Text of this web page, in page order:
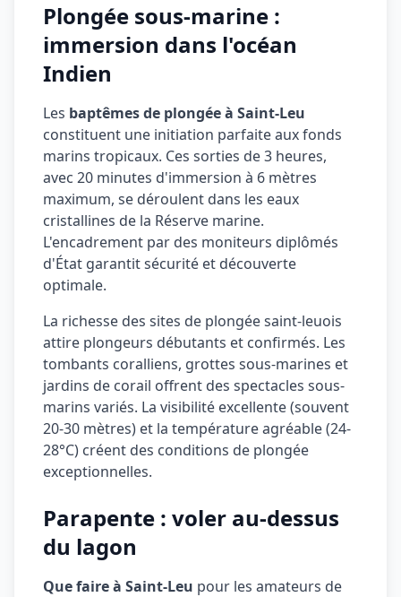
Plongée sous-marine :
immersion dans l'océan
Indien
Les baptêmes de plongée à Saint-Leu
constituent une initiation parfaite aux fonds
marins tropicaux. Ces sorties de 3 heures,
avec 20 minutes d'immersion à 6 mètres
maximum, se déroulent dans les eaux
cristallines de la Réserve marine.
L'encadrement par des moniteurs diplômés
d'État garantit sécurité et découverte
optimale.
La richesse des sites de plongée saint-leuois
attire plongeurs débutants et confirmés. Les
tombants coralliens, grottes sous-marines et
jardins de corail offrent des spectacles sous-
marins variés. La visibilité excellente (souvent
20-30 mètres) et la température agréable (24-
28°C) créent des conditions de plongée
exceptionnelles.
Parapente : voler au-dessus
du lagon
Que faire à Saint-Leu pour les amateurs de